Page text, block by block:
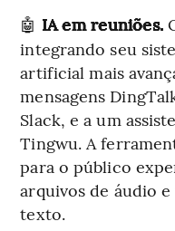
🤖 IA em reuniões.
integrando seu
artificial mais
mensagens
Slack, e a um
Tingwu. A
para o público
arquivos de áudio
texto.